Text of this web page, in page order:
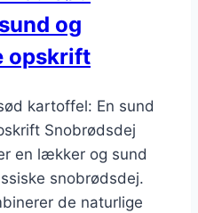
og
opskrift
kartoffel: En sund
Snobrødsdej
en lækker og sund
snobrødsdej.
de naturlige